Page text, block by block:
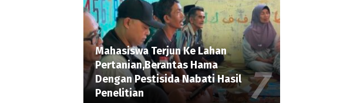
Mahasiswa Terjun Ke Lahan
Pertanian,Berantas Hama
Dengan Pestisida Nabati Hasil
Penelitian